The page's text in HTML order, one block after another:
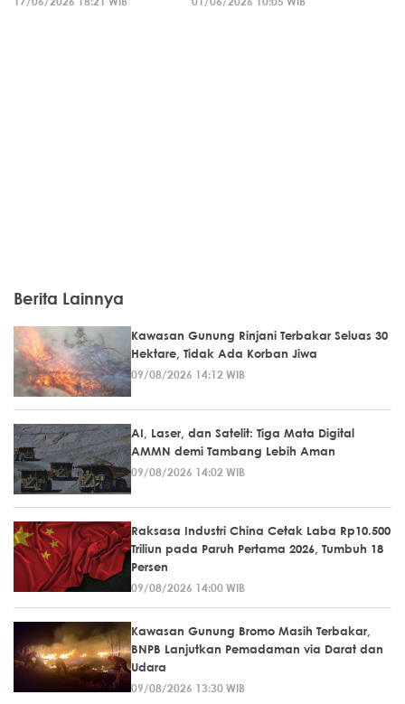
Berita Lainnya
Kawasan Gunung Rinjani Terbakar Seluas 30
Hektare, Tidak Ada Korban Jiwa
09/08/2026 14:12 WIB
AI, Laser, dan Satelit: Tiga Mata Digital
AMMN demi Tambang Lebih Aman
09/08/2026 14:02 WIB
Raksasa Industri China Cetak Laba Rp10.500
Triliun pada Paruh Pertama 2026, Tumbuh 18
Persen
09/08/2026 14:00 WIB
Kawasan Gunung Bromo Masih Terbakar,
BNPB Lanjutkan Pemadaman via Darat dan
Udara
09/08/2026 13:30 WIB